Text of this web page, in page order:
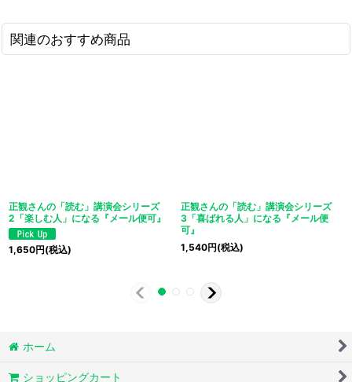
関連のおすすめ商品
正観さんの「読む」講演会シリーズ
2「楽しむ人」になる『メール便可』
1,650円(税込)
正観さんの「読む」講演会シリーズ
3「喜ばれる人」になる『メール便
可』
1,540円(税込)
ホーム
ショッピングカート